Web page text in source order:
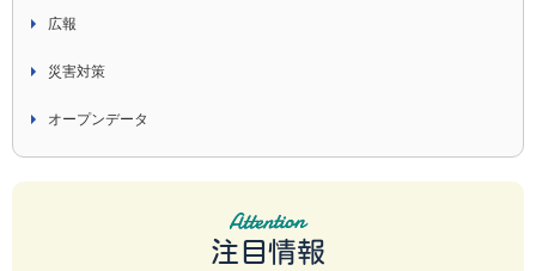
広報
災害対策
オープンデータ
注目情報